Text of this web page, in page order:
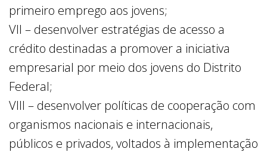
primeiro emprego aos jovens;
VII – desenvolver estratégias de acesso a
crédito destinadas a promover a iniciativa
empresarial por meio dos jovens do Distrito
Federal;
VIII – desenvolver políticas de cooperação com
organismos nacionais e internacionais,
públicos e privados, voltados à implementação